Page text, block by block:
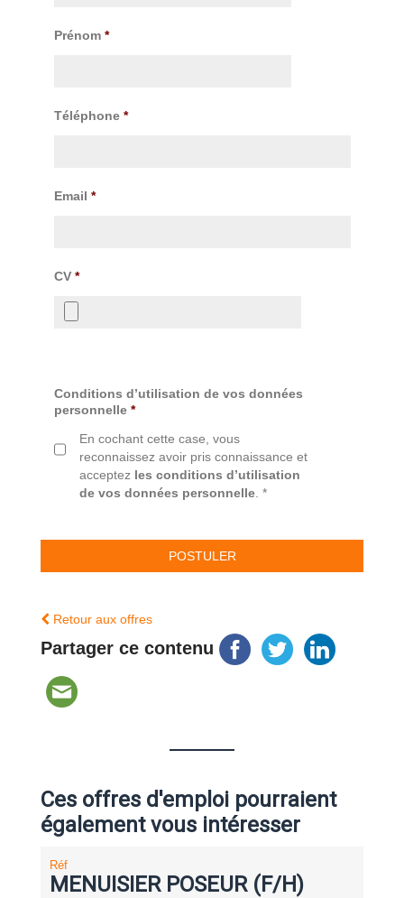
Prénom *
Téléphone *
Email *
CV *
Conditions d’utilisation de vos données
personnelle *
En cochant cette case, vous
reconnaissez avoir pris connaissance et
acceptez les conditions d’utilisation
de vos données personnelle . *
Retour aux offres
Partager ce contenu
Ces offres d'emploi pourraient
également vous intéresser
Réf
MENUISIER POSEUR (F/H)